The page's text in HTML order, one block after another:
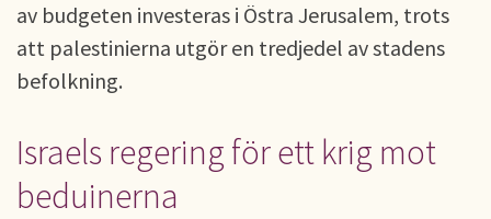
av budgeten investeras i Östra Jerusalem, trots
att palestinierna utgör en tredjedel av stadens
befolkning.
Israels regering för ett krig mot
beduinerna